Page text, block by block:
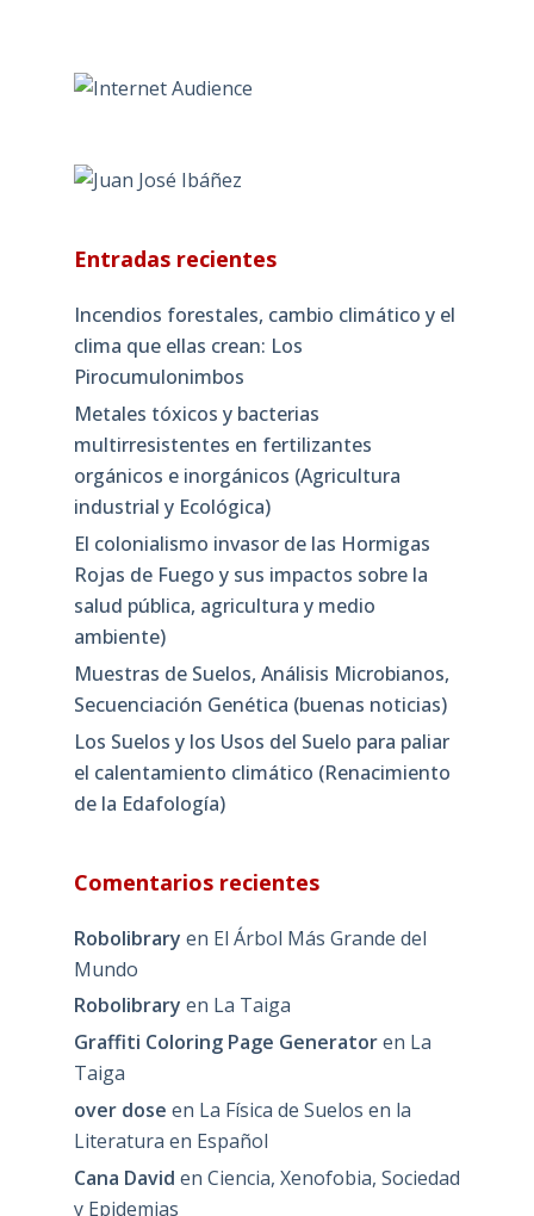
Entradas recientes
Incendios forestales, cambio climático y el
clima que ellas crean: Los
Pirocumulonimbos
Metales tóxicos y bacterias
multirresistentes en fertilizantes
orgánicos e inorgánicos (Agricultura
industrial y Ecológica)
El colonialismo invasor de las Hormigas
Rojas de Fuego y sus impactos sobre la
salud pública, agricultura y medio
ambiente)
Muestras de Suelos, Análisis Microbianos,
Secuenciación Genética (buenas noticias)
Los Suelos y los Usos del Suelo para paliar
el calentamiento climático (Renacimiento
de la Edafología)
Comentarios recientes
Robolibrary en El Árbol Más Grande del
Mundo
Robolibrary en La Taiga
Graffiti Coloring Page Generatoren La
Taiga
over dose en La Física de Suelos en la
Literatura en Español
Cana David en Ciencia, Xenofobia, Sociedad
y Epidemias